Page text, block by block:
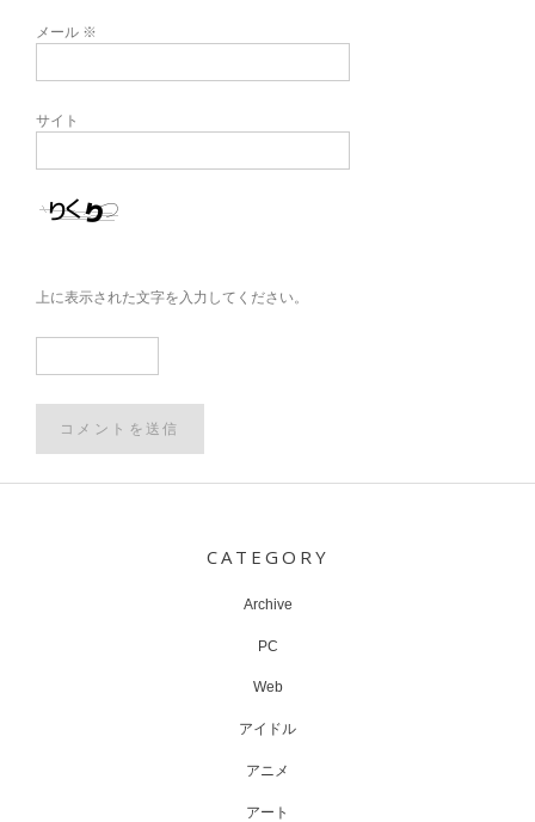
メール ※
サイト
上に表示された文字を入力してください。
CATEGORY
Archive
PC
Web
アイドル
アニメ
アート